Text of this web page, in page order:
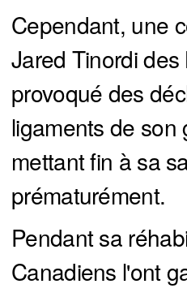
Cependant, une
Jared Tinordi
provoqué des
ligaments de son
mettant fin à sa
prématurément.
Pendant sa
Canadiens l'ont